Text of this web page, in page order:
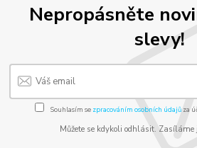
Nepropásněte
slevy!
Souhlasím se zpracováním osobních údajůza
Můžete se kdykoli odhlásit. Zasíláme